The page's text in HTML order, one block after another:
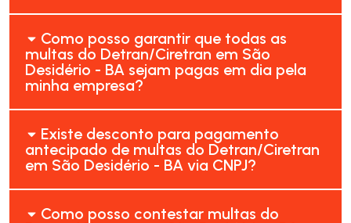
Como posso garantir que todas as
multas do Detran/Ciretran em São
Desidério - BA sejam pagas em dia pela
minha empresa?
Existe desconto para pagamento
antecipado de multas do Detran/Ciretran
em São Desidério - BA via CNPJ?
Como posso contestar multas do